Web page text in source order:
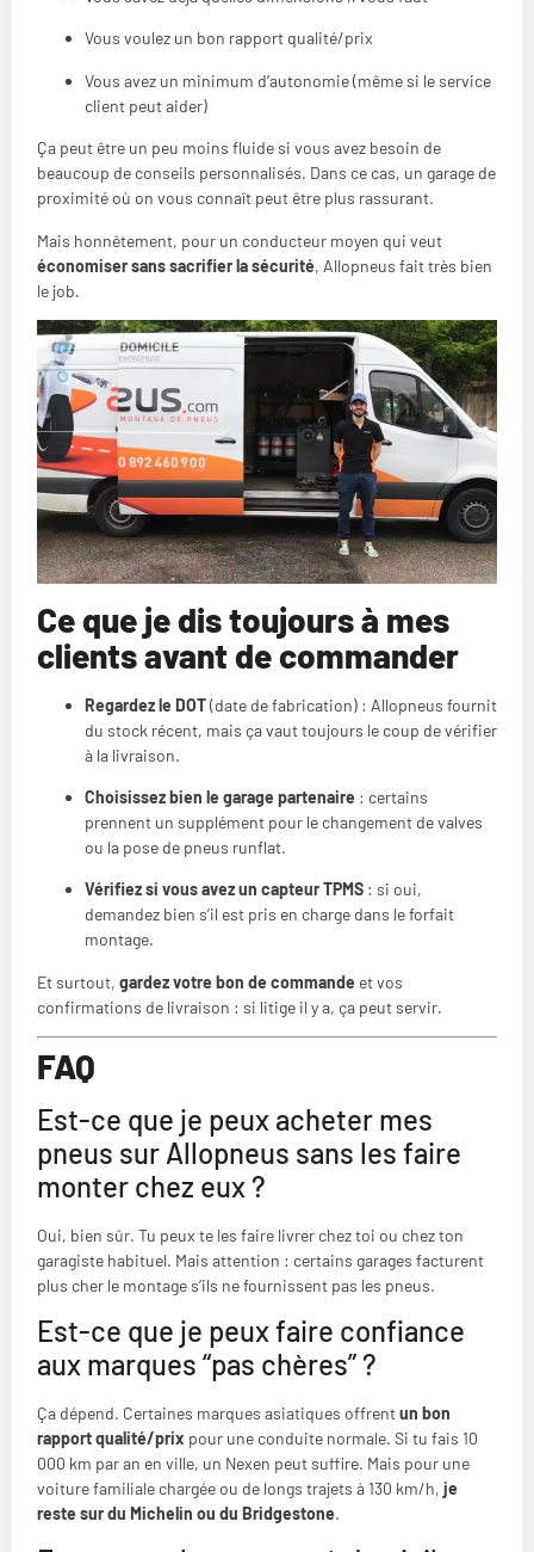
Vous voulez un bon rapport qualité/prix
Vous avez un minimum d’autonomie (même si le service
client peut aider)
Ça peut être un peu moins fluide si vous avez besoin de
beaucoup de conseils personnalisés. Dans ce cas, un garage de
proximité où on vous connaît peut être plus rassurant.
Mais honnêtement, pour un conducteur moyen qui veut
économiser sans sacrifier la sécurité, Allopneus fait très bien
le job.
Ce que je dis toujours à mes
clients avant de commander
Regardez le DOT(date de fabrication) : Allopneus fournit
du stock récent, mais ça vaut toujours le coup de vérifier
à la livraison.
Choisissez bien le garage partenaire : certains
prennent un supplément pour le changement de valves
ou la pose de pneus runflat.
Vérifiez si vous avez un capteur TPMS : si oui,
demandez bien s’il est pris en charge dans le forfait
montage.
Et surtout, gardez votre bon de commande et vos
confirmations de livraison : si litige il y a, ça peut servir.
FAQ
Est-ce que je peux acheter mes
pneus sur Allopneus sans les faire
monter chez eux ?
Oui, bien sûr. Tu peux te les faire livrer chez toi ou chez ton
garagiste habituel. Mais attention : certains garages facturent
plus cher le montage s’ils ne fournissent pas les pneus.
Est-ce que je peux faire confiance
aux marques “pas chères” ?
Ça dépend. Certaines marques asiatiques offrentun bon
rapport qualité/prix pour une conduite normale. Si tu fais 10
000 km par an en ville, un Nexen peut suffire. Mais pour une
voiture familiale chargée ou de longs trajets à 130 km/h, je
reste sur du Michelin ou du Bridgestone.